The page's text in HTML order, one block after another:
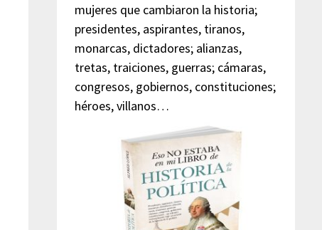
mujeres que cambiaron la historia;
presidentes, aspirantes, tiranos,
monarcas, dictadores; alianzas,
tretas, traiciones, guerras; cámaras,
congresos, gobiernos, constituciones;
héroes, villanos…